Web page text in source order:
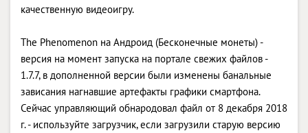
качественную видеоигру.
The Phenomenon на Андроид (Бесконечные монеты) -
версия на момент запуска на портале свежих файлов -
1.7.7, в дополненной версии были изменены банальные
зависания нагнавшие артефакты графики смартфона.
Сейчас управляющий обнародовал файл от 8 декабря 2018
г. - используйте загрузчик, если загрузили старую версию